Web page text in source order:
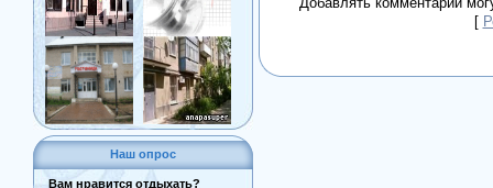
Наш опрос
Вам нравится отдыхать?
[